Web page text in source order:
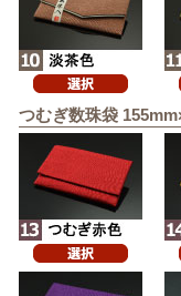
つむぎ数珠袋